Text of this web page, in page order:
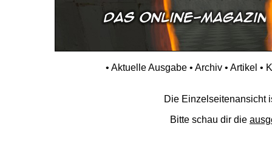
• Aktuelle Ausgabe• Archiv• Artikel •
Die Einzelseitenansicht
Bitte schau dir die